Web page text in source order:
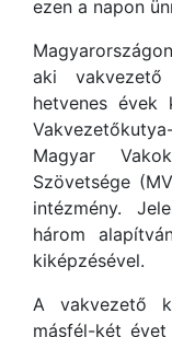
ezen a napon
Magyarországon
aki
hetvenes évek
Magyar
Szövetsége
intézmény.
három
kiképzésével.
A vakvezető
másfél-két